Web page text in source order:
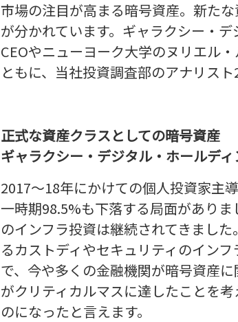
市場の注目が高まる暗号資産。新た
が分かれています。ギャラクシー・
CEOやニューヨーク大学のヌリエル
ともに、当社投資調査部のアナリス
正式な資産クラスとしての暗号資産
ギャラクシー・デジタル・ホールデ
2017～18年にかけての個人投資家主
一時期98.5%も下落する局面があり
のインフラ投資は継続されてきまし
るカストディやセキュリティのイン
で、今や多くの金融機関が暗号資産
がクリティカルマスに達したことを
のになったと言えます。